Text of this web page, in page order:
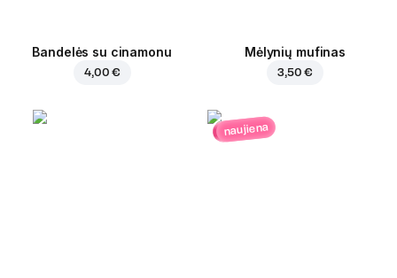
Bandelės su cinamonu
4,00 €
Mėlynių mufinas
3,50 €
naujiena